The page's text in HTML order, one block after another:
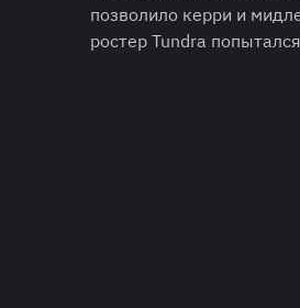
позволило керри и
ростер Tundra